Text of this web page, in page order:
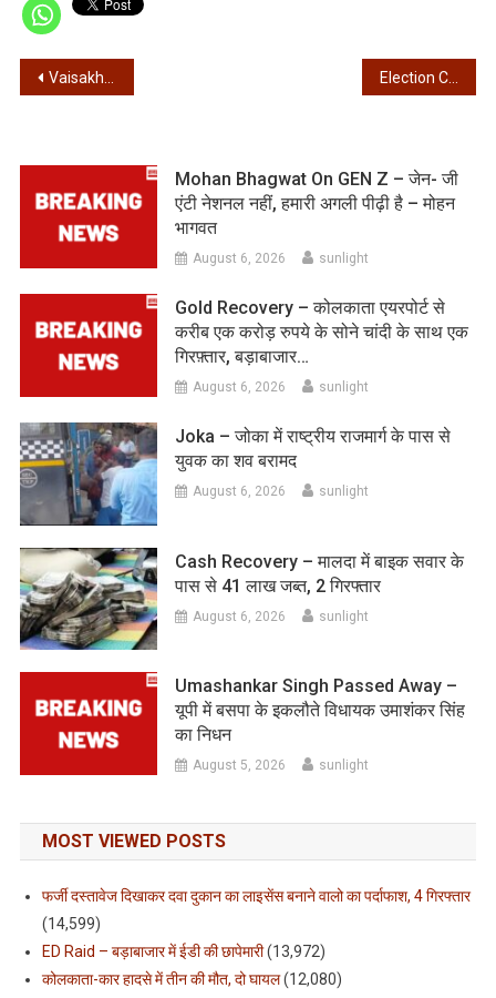
Post
Vaisakh Maas – प्राकृतिक आपदाओं और राजनीतिक हलचल की आशंका भरा हो सकता है बैशाख मास
Mohan Bhagwat On GEN Z – जेन- जी
एंटी नेशनल नहीं, हमारी अगली पीढ़ी है – मोहन
भागवत
August 6, 2026 sunlight
Gold Recovery – कोलकाता एयरपोर्ट से
करीब एक करोड़ रुपये के सोने चांदी के साथ एक
गिरफ़्तार, बड़ाबाजार…
August 6, 2026 sunlight
Joka – जोका में राष्ट्रीय राजमार्ग के पास से
युवक का शव बरामद
August 6, 2026 sunlight
Cash Recovery – मालदा में बाइक सवार के
पास से 41 लाख जब्त, 2 गिरफ्तार
August 6, 2026 sunlight
Umashankar Singh Passed Away –
यूपी में बसपा के इकलौते विधायक उमाशंकर सिंह
का निधन
August 5, 2026 sunlight
MOST VIEWED POSTS
फर्जी दस्तावेज दिखाकर दवा दुकान का लाइसेंस बनाने वालो का पर्दाफाश, 4 गिरफ्तार
(14,599)
ED Raid – बड़ाबाजार में ईडी की छापेमारी(13,972)
कोलकाता-कार हादसे में तीन की मौत, दो घायल(12,080)